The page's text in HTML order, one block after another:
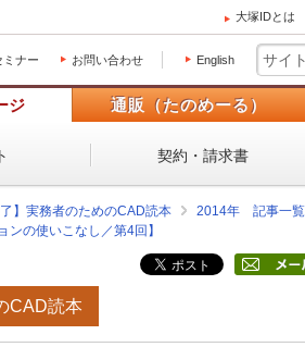
大塚IDとは
ミナー お問い合わせ English
ジ 通販（たのめーる）
契約・請求書
了】実務者のためのCAD読本
2014年 記事一覧
の使いこなし／第4回】
CAD読本